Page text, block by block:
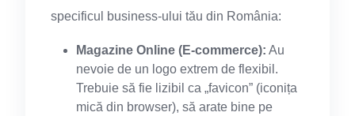
specificul business-ului tău din România:
Magazine Online (E-commerce): Au
nevoie de un logo extrem de flexibil.
Trebuie să fie lizibil ca „favicon” (iconița
mică din browser), să arate bine pe